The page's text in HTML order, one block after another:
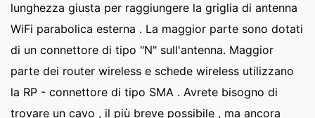
lunghezza giusta per raggiungere la griglia di antenna
WiFi parabolica esterna . La maggior parte sono dotati
di un connettore di tipo "N" sull'antenna. Maggior
parte dei router wireless e schede wireless utilizzano
la RP - connettore di tipo SMA . Avrete bisogno di
trovare un cavo , il più breve possibile , ma ancora